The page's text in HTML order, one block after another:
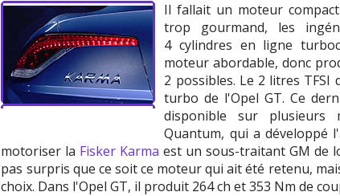
Il fallait un moteur
trop gourmand, les
4 cylindres en ligne
moteur abordable, donc
2 possibles. Le 2 litres TFSI
turbo de l'Opel GT. Ce
disponible sur plusieurs
Quantum, qui a développé
motoriser la Fisker Karma est un sous-traitant GM de
pas surpris que ce soit ce moteur qui ait été retenu,
choix. Dans l'Opel GT, il produit 264 ch et 353 Nm de